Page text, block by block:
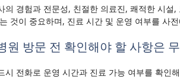
의 경험과 전문성, 친절한 의료진, 쾌적한 시
것이 중요하며, 진료 시간 및 운영 여부를 사
원 방문 전 확인해야 할 사항은
시 전화로 운영 시간과 진료 가능 여부를 확인